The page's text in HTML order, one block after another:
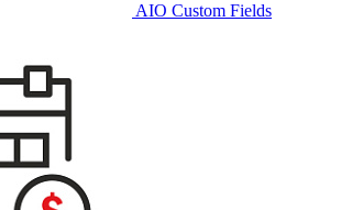
AIO Custom Fields